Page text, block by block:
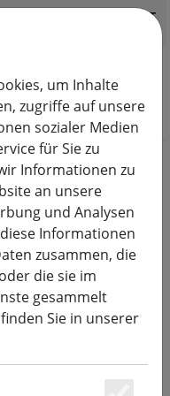
HILFE & SUPPORT
für
um Inhalte
zugriffe auf unsere
sozialer Medien
für Sie zu
Informationen zu
an unsere
und Analysen
Informationen
zusammen, die
die sie im
gesammelt
Sie in unserer